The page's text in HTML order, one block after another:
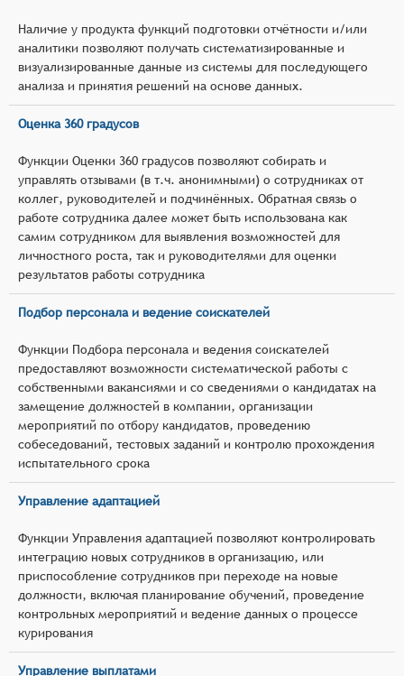
Наличие у продукта функций подготовки отчётности и/или
аналитики позволяют получать систематизированные и
визуализированные данные из системы для последующего
анализа и принятия решений на основе данных.
Оценка 360 градусов
Функции Оценки 360 градусов позволяют собирать и
управлять отзывами (в т.ч. анонимными) о сотрудниках от
коллег, руководителей и подчинённых. Обратная связь о
работе сотрудника далее может быть использована как
самим сотрудником для выявления возможностей для
личностного роста, так и руководителями для оценки
результатов работы сотрудника
Подбор персонала и ведение соискателей
Функции Подбора персонала и ведения соискателей
предоставляют возможности систематической работы с
собственными вакансиями и со сведениями о кандидатах на
замещение должностей в компании, организации
мероприятий по отбору кандидатов, проведению
собеседований, тестовых заданий и контролю прохождения
испытательного срока
Управление адаптацией
Функции Управления адаптацией позволяют контролировать
интеграцию новых сотрудников в организацию, или
приспособление сотрудников при переходе на новые
должности, включая планирование обучений, проведение
контрольных мероприятий и ведение данных о процессе
курирования
Управление выплатами